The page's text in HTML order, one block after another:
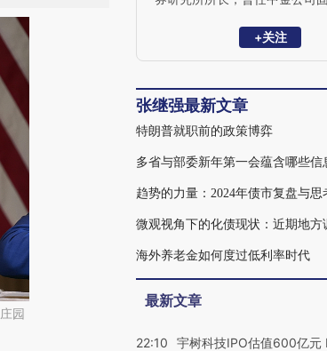
园
华泰证券研究所，任固定收益
+关注
张继强最新文章
特朗普就职前的政策博弈
多省与部委新年第一会蕴含哪些信
趋势的力量：2024年债市复盘与思
微观视角下的化债现状：近期地方
海外养老金如何度过低利率时代
最新文章
22:10
宇树科技IPO估值600亿元